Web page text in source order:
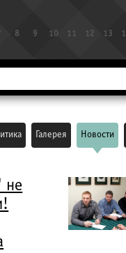
8 9 10 11 12 13
Галерея Новости
не